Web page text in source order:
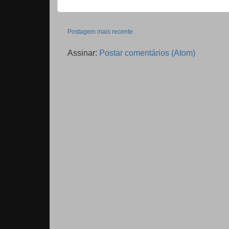
Postagem mais recente
Assinar: Postar comentários (Atom)